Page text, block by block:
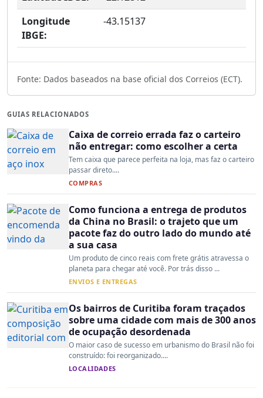
Longitude
IBGE:
-43.15137
Fonte: Dados baseados na base oficial dos Correios (ECT).
GUIAS RELACIONADOS
Caixa de correio errada faz o carteiro
não entregar: como escolher a certa
Tem caixa que parece perfeita na loja, mas faz o carteiro
passar direto....
COMPRAS
Como funciona a entrega de produtos
da China no Brasil: o trajeto que um
pacote faz do outro lado do mundo até
a sua casa
Um produto de cinco reais com frete grátis atravessa o
planeta para chegar até você. Por trás disso ...
ENVIOS E ENTREGAS
Os bairros de Curitiba foram traçados
sobre uma cidade com mais de 300 anos
de ocupação desordenada
O maior caso de sucesso em urbanismo do Brasil não foi
construído: foi reorganizado....
LOCALIDADES